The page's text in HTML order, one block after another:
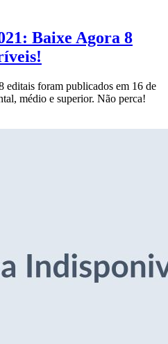
Baixe Agora 8
editais foram publicados em 16 de
médio e superior. Não perca!